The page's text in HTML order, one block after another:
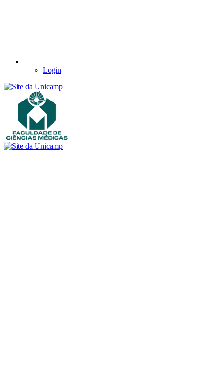
Login